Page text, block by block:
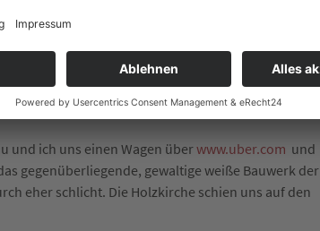
und ich uns einen Wagen überwww.uber.com und
gegenüberliegende, gewaltige weiße Bauwerk der
eher schlicht. Die Holzkirche schien uns auf den